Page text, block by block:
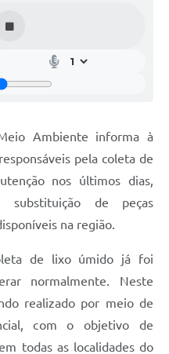
Ambiente informa à
pela coleta de
nos últimos dias,
substituição de peças
na região.
de lixo úmido já foi
normalmente. Neste
realizado por meio de
com o objetivo de
todas as localidades do